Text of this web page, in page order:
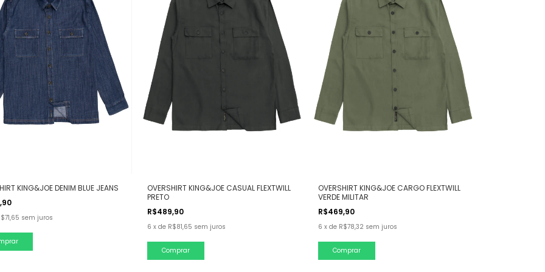
KING&JOE DENIM BLUE JEANS
sem juros
OVERSHIRT KING&JOE CASUAL FLEXTWILL
PRETO
R$489,90
6 x de R$81,65 sem juros
Comprar
OVERSHIRT KING&JOE CARGO FLEXTWILL
VERDE MILITAR
R$469,90
6 x de R$78,32 sem juros
Comprar